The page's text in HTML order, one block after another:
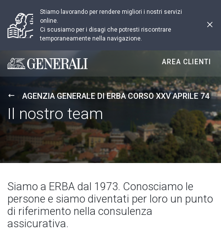
Stiamo lavorando per rendere migliori i nostri servizi
online.
Ci scusiamo per i disagi che potresti riscontrare
temporaneamente nella navigazione.
Generali logo
AREA CLIENTI
AGENZIA GENERALE DI ERBA CORSO XXV APRILE 74
Il nostro team
Siamo a ERBA dal 1973. Conosciamo le
persone e siamo diventati per loro un punto
di riferimento nella consulenza
assicurativa.